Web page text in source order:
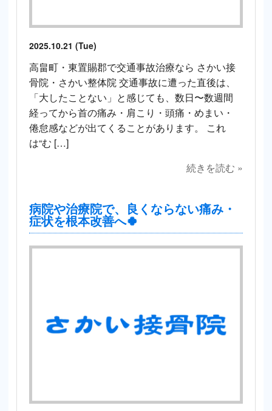
2025.10.21 (Tue)
高畠町・東置賜郡で交通事故治療なら さかい接
骨院・さかい整体院 交通事故に遭った直後は、
「大したことない」と感じても、数日〜数週間
経ってから首の痛み・肩こり・頭痛・めまい・
倦怠感などが出てくることがあります。 これ
は“む […]
続きを読む »
病院や治療院で、良くならない痛み・
症状を根本改善へ🍀